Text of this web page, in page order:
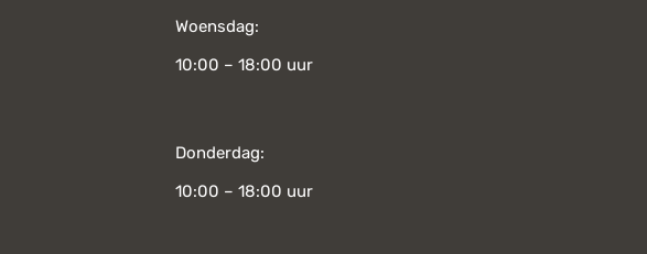
Woensdag:
10:00 – 18:00 uur
Donderdag:
10:00 – 18:00 uur